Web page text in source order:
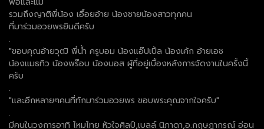
รวมถึงญาติพี่น้อง เอื้อยอ้าย น้องชายน้องสาวทุกคน
ที่มาร่วมอวยพรยินดีครับ
.
"ขอบคุณอ้ายวุฒิ พี่น้ำ ครูบอม น้องแอ๊ปเปิ้ล น้องเค้ก อ้ายเอช
น้องแมธทิว น้องพร๊อบ น้องบอส ผู้ที่อยู่เบื้องหลังการจัดงานในครั้งนี้
ครับ
.
"และอีกหลายๆคนที่ทักมาร่วมอวยพร ขอบพระคุณจากใจครับ"
.
มีคนในวงการอาทิ ไหมไทย หัวใจศิลป์,เบลล์ นิภาดา,อ.กฤษฎากรณ์ อ่อน